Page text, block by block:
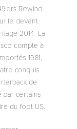
Rewind
le devant.
2014. La
compte à
1981,
conquis
de
par certains
du foot US.